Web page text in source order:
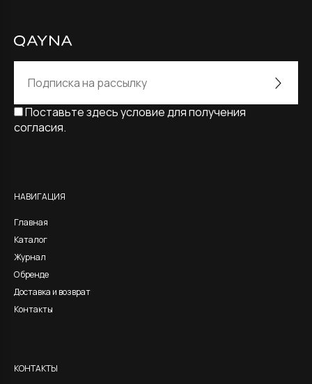
Поставьте здесь условие для получения
согласия.
НАВИГАЦИЯ
Главная
Каталог
Журнал
О бренде
Доставка и возврат
Контакты
КОНТАКТЫ